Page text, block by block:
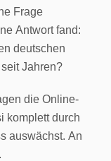
Frage
Antwort fand:
deutschen
Jahren?
die Online-
komplett durch
auswächst. An